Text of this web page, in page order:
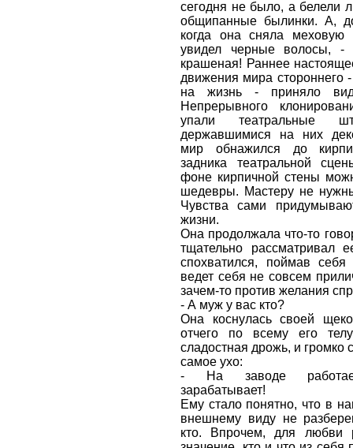
сегодня не было, а белели
общипанные былинки. А,
когда она сняла
увидел черные волосы,
крашеная! Раннее
движения мира стороннего
на жизнь - приняло
Непрерывного
упали театральные
державшимися на них
мир обнажился до
задника театральной
фоне кирпичной стены
шедевры. Мастеру не
Чувства сами
жизни.
Она продолжала что-то
тщательно рассматривал
спохватился, поймав
ведет себя не совсем
зачем-то против желания
- А муж у вас кто?
Она коснулась своей
отчего по всему его
сладостная дрожь, и громко
самое ухо:
- На заводе
зарабатывает!
Ему стало понятно, что в
внешнему виду не
кто. Впрочем, для любви